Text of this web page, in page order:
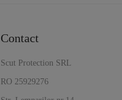
Contact
Scut Protection SRL
RO 25929276